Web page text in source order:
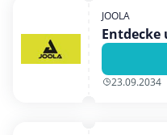
JOOLA
Entdecke
23.09.2034